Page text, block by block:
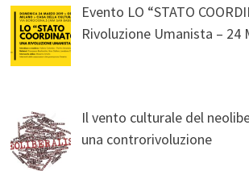
Evento LO “STATO
Rivoluzione Umanista – 24
Il vento culturale del
una controrivoluzione